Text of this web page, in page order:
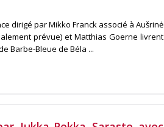
dirigé par Mikko Franck associé à Aušrinė
prévue) et Matthias Goerne livrent
Barbe-Bleue de Béla ...